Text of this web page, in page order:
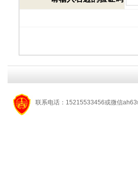
联系电话：15215533456或微信